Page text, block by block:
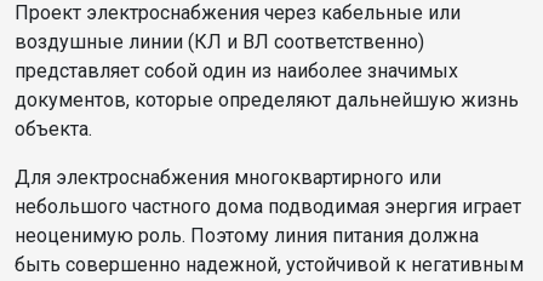
Проект электроснабжения через кабельные или
воздушные линии (КЛ и ВЛ соответственно)
представляет собой один из наиболее значимых
документов, которые определяют дальнейшую жизнь
объекта.
Для электроснабжения многоквартирного или
небольшого частного дома подводимая энергия играет
неоценимую роль. Поэтому линия питания должна
быть совершенно надежной, устойчивой к негативным